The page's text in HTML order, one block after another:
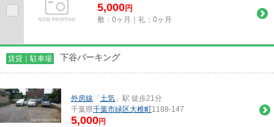
5,000円
敷：0ヶ月｜礼：0ヶ月
賃貸｜駐車場 下谷パーキング
外房線 「 土気 」駅 徒歩21分
千葉県千葉市緑区大椎町1188-147
5,000円